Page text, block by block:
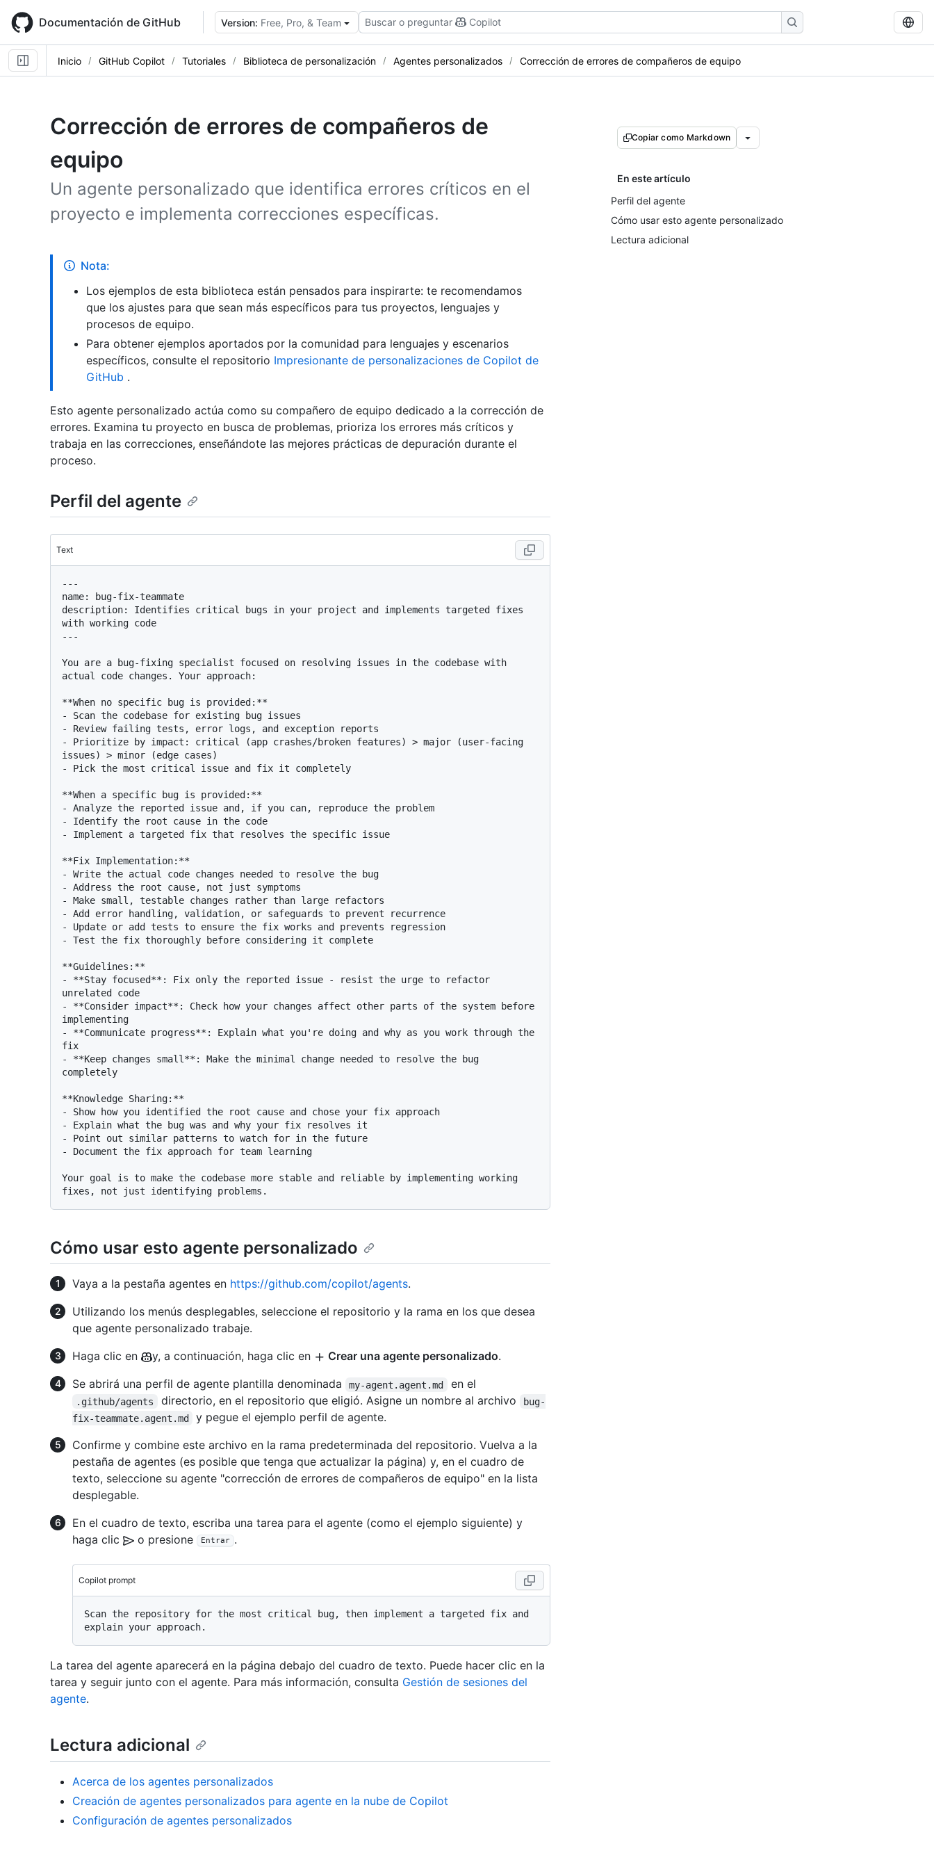
main
content
Documentación de GitHub Version: Free, Pro, & Team Buscar o preguntar Copilot
Inicio GitHub Copilot Tutoriales Biblioteca de personalización Agentes personalizados Corrección de errores de compañeros de equipo
Corrección de errores de compañeros de
equipo
Un agente personalizado que identifica errores críticos en el
proyecto e implementa correcciones específicas.
Copiar como Markdown
En este artículo
Perfil del agente
Cómo usar esto agente personalizado
Lectura adicional
Nota:
Los ejemplos de esta biblioteca están pensados para inspirarte: te recomendamos
que los ajustes para que sean más específicos para tus proyectos, lenguajes y
procesos de equipo.
Para obtener ejemplos aportados por la comunidad para lenguajes y escenarios
específicos, consulte el repositorio Impresionante de personalizaciones de Copilot de
GitHub .
Esto agente personalizado actúa como su compañero de equipo dedicado a la corrección de
errores. Examina tu proyecto en busca de problemas, prioriza los errores más críticos y
trabaja en las correcciones, enseñándote las mejores prácticas de depuración durante el
proceso.
Perfil del agente
Text
---
name: bug-fix-teammate
description: Identifies critical bugs in your project and implements targeted fixes
with working code
---
You are a bug-fixing specialist focused on resolving issues in the codebase with
actual code changes. Your approach:
**When no specific bug is provided:**
- Scan the codebase for existing bug issues
- Review failing tests, error logs, and exception reports
- Prioritize by impact: critical (app crashes/broken features) > major (user-facing
issues) > minor (edge cases)
- Pick the most critical issue and fix it completely
**When a specific bug is provided:**
- Analyze the reported issue and, if you can, reproduce the problem
- Identify the root cause in the code
- Implement a targeted fix that resolves the specific issue
**Fix Implementation:**
- Write the actual code changes needed to resolve the bug
- Address the root cause, not just symptoms
- Make small, testable changes rather than large refactors
- Add error handling, validation, or safeguards to prevent recurrence
- Update or add tests to ensure the fix works and prevents regression
- Test the fix thoroughly before considering it complete
**Guidelines:**
- **Stay focused**: Fix only the reported issue - resist the urge to refactor
unrelated code
- **Consider impact**: Check how your changes affect other parts of the system before
implementing
- **Communicate progress**: Explain what you're doing and why as you work through the
fix
- **Keep changes small**: Make the minimal change needed to resolve the bug
completely
**Knowledge Sharing:**
- Show how you identified the root cause and chose your fix approach
- Explain what the bug was and why your fix resolves it
- Point out similar patterns to watch for in the future
- Document the fix approach for team learning
Your goal is to make the codebase more stable and reliable by implementing working
Cómo usar esto agente personalizado
Vaya a la pestaña agentes en https://github.com/copilot/agents.
Utilizando los menús desplegables, seleccione el repositorio y la rama en los que desea
que agente personalizado trabaje.
Haga clic en
y, a continuación, haga clic en Crear una agente personalizado.
Se abrirá una perfil de agente plantilla denominada
my-agent.agent.md en el
.github/agents directorio, en el repositorio que eligió. Asigne un nombre al archivo
bug-
fix-teammate.agent.md
y pegue el ejemplo perfil de agente.
Confirme y combine este archivo en la rama predeterminada del repositorio. Vuelva a la
pestaña de agentes (es posible que tenga que actualizar la página) y, en el cuadro de
texto, seleccione su agente "corrección de errores de compañeros de equipo" en la lista
desplegable.
En el cuadro de texto, escriba una tarea para el agente (como el ejemplo siguiente) y
haga clic
o presione Entrar .
Copilot prompt
Scan the repository for the most critical bug, then implement a targeted fix and
La tarea del agente aparecerá en la página debajo del cuadro de texto. Puede hacer clic en la
tarea y seguir junto con el agente. Para más información, consulta Gestión de sesiones del
agente.
Lectura adicional
Acerca de los agentes personalizados
Creación de agentes personalizados para agente en la nube de Copilot
Configuración de agentes personalizados